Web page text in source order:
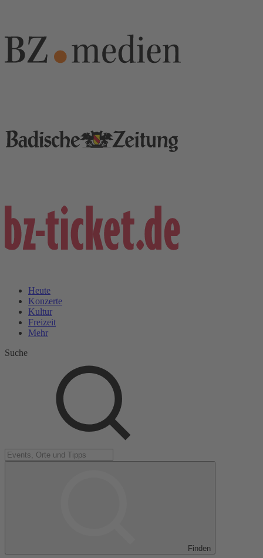
Heute
Konzerte
Kultur
Freizeit
Mehr
Suche
Finden